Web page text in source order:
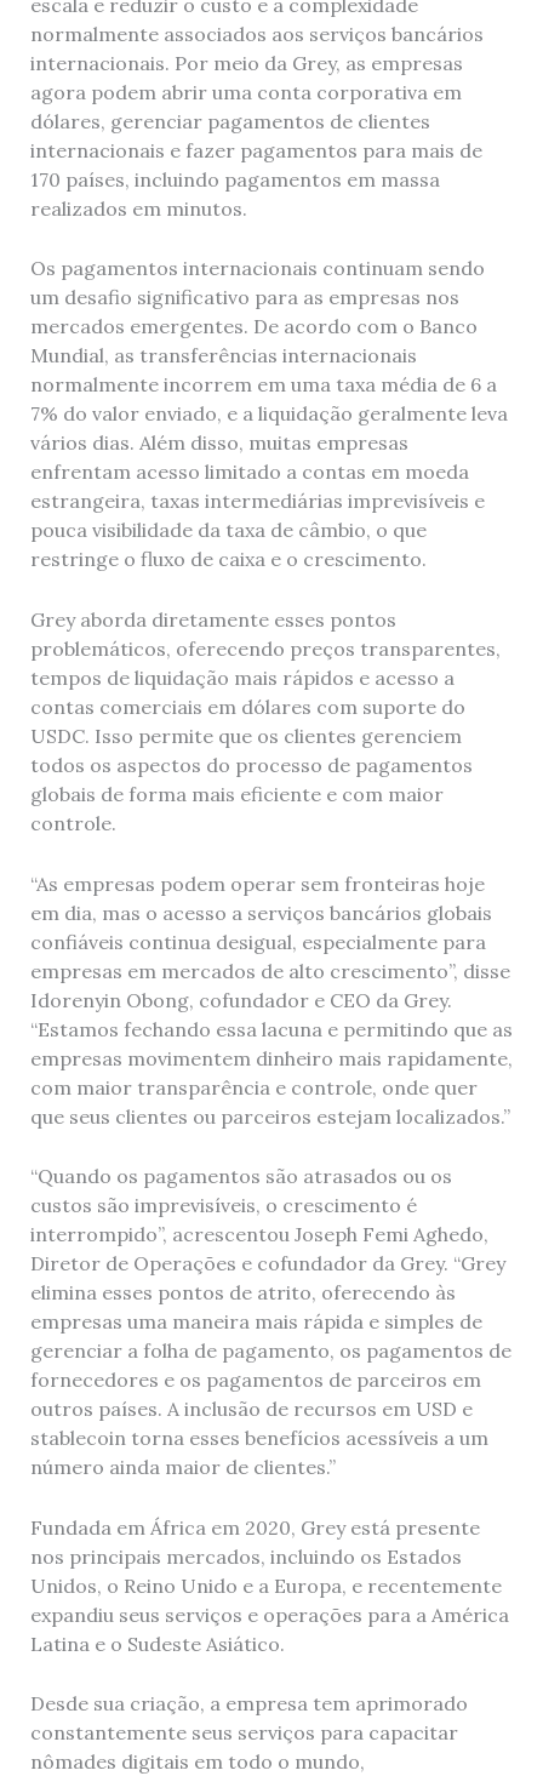
normalmente associados aos serviços bancários
internacionais. Por meio da Grey, as empresas
agora podem abrir uma conta corporativa em
dólares, gerenciar pagamentos de clientes
internacionais e fazer pagamentos para mais de
170 países, incluindo pagamentos em massa
realizados em minutos.
Os pagamentos internacionais continuam sendo
um desafio significativo para as empresas nos
mercados emergentes. De acordo com o Banco
Mundial, as transferências internacionais
normalmente incorrem em uma taxa média de 6 a
7% do valor enviado, e a liquidação geralmente leva
vários dias. Além disso, muitas empresas
enfrentam acesso limitado a contas em moeda
estrangeira, taxas intermediárias imprevisíveis e
pouca visibilidade da taxa de câmbio, o que
restringe o fluxo de caixa e o crescimento.
Grey aborda diretamente esses pontos
problemáticos, oferecendo preços transparentes,
tempos de liquidação mais rápidos e acesso a
contas comerciais em dólares com suporte do
USDC. Isso permite que os clientes gerenciem
todos os aspectos do processo de pagamentos
globais de forma mais eficiente e com maior
controle.
“As empresas podem operar sem fronteiras hoje
em dia, mas o acesso a serviços bancários globais
confiáveis continua desigual, especialmente para
empresas em mercados de alto crescimento”, disse
Idorenyin Obong, cofundador e CEO da Grey.
“Estamos fechando essa lacuna e permitindo que as
empresas movimentem dinheiro mais rapidamente,
com maior transparência e controle, onde quer
que seus clientes ou parceiros estejam localizados.”
“Quando os pagamentos são atrasados ou os
custos são imprevisíveis, o crescimento é
interrompido”, acrescentou Joseph Femi Aghedo,
Diretor de Operações e cofundador da Grey. “Grey
elimina esses pontos de atrito, oferecendo às
empresas uma maneira mais rápida e simples de
gerenciar a folha de pagamento, os pagamentos de
fornecedores e os pagamentos de parceiros em
outros países. A inclusão de recursos em USD e
stablecoin torna esses benefícios acessíveis a um
número ainda maior de clientes.”
Fundada em África em 2020, Grey está presente
nos principais mercados, incluindo os Estados
Unidos, o Reino Unido e a Europa, e recentemente
expandiu seus serviços e operações para a América
Latina e o Sudeste Asiático.
Desde sua criação, a empresa tem aprimorado
constantemente seus serviços para capacitar
nômades digitais em todo o mundo,